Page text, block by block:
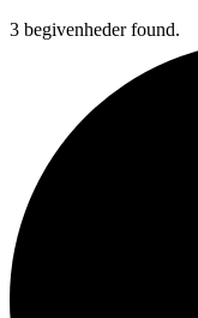
3 begivenheder found.